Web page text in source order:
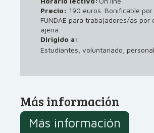
Precio: 190 euros. Bonificable por
FUNDAE para trabajadores/as por
ajena.
Dirigido a:
Estudiantes, voluntariado,
Más información
Más información